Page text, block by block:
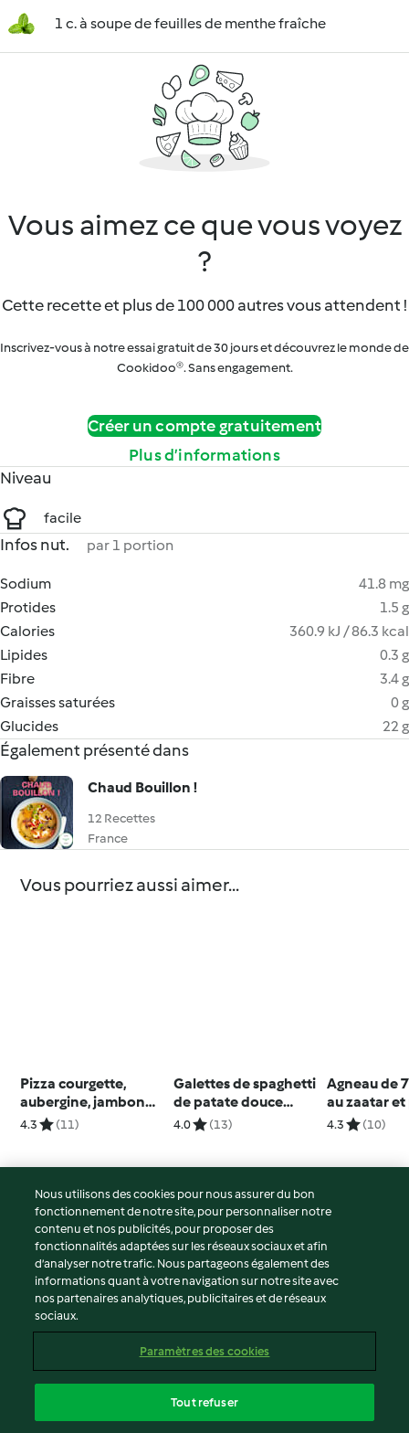
1 c. à soupe de feuilles de menthe fraîche
Vous aimez ce que vous voyez
?
Cette recette et plus de 100 000 autres vous attendent !
Inscrivez-vous à notre essai gratuit de 30 jours et découvrez le monde de
Cookidoo®. Sans engagement.
Créer un compte gratuitement
Plus d’informations
Niveau
facile
Infos nut. par 1 portion
Sodium
41.8 mg
Protides
1.5 g
Calories
360.9 kJ / 86.3 kcal
Lipides
0.3 g
Fibre
3.4 g
Graisses saturées
0 g
Glucides
22 g
Également présenté dans
Chaud Bouillon !
12 Recettes
France
Vous pourriez aussi aimer...
Pizza courgette,
aubergine, jambon
cru et parmesan
4.3 (11)
Galettes de spaghetti
de patate douce
(latkes)
4.0 (13)
Agneau de
au zaatar
carotte au
4.3 (10)
© Copyright 2026
Conditions d'utilisation
Politique de confidentialité
Non-responsabilité
Mentions légales
Contenu du rapport
Déclaration d'accessibilité
Nous utilisons des cookies pour nous assurer du bon
fonctionnement de notre site, pour personnaliser notre
contenu et nos publicités, pour proposer des
fonctionnalités adaptées sur les réseaux sociaux et afin
d’analyser notre trafic. Nous partageons également des
informations quant à votre navigation sur notre site avec
nos partenaires analytiques, publicitaires et de réseaux
sociaux.
Paramètres des cookies
Tout refuser